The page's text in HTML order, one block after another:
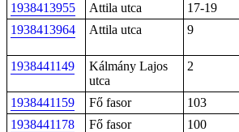
1938413955 Attila utca 17-19
1938413964
Attila utca 9
1938441149
Kálmány Lajos
utca
2
1938441159 Fő fasor 103
1938441178
Fő fasor 100